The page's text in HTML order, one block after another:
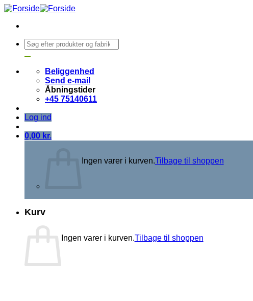
Fortsæt
indhold
Søg
efter:
Beliggenhed
Send e-mail
Åbningstider
+45 75140611
Log ind
0,00 kr.
Ingen varer i kurven.Tilbage til shoppen
Kurv
Ingen varer i kurven.Tilbage til shoppen